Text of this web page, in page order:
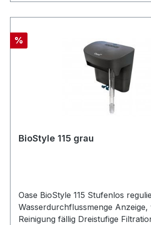
Rabatt
%
BioStyle 115 grau
Oase BioStyle 115 Stufenlos regulierbare
Wasserdurchflussmenge Anzeige,
Reinigung fällig Dreistufige